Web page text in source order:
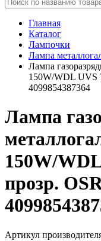
Главная
Каталог
Лампочки
Лампа
Лампа
150W/WDL UVS
4099854387364
Лампа
150W/
прозр.
Артикул